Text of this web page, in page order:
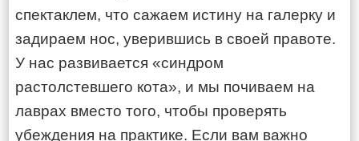
спектаклем, что сажаем истину на галерку и
задираем нос, уверившись в своей правоте.
У нас развивается «синдром
растолстевшего кота», и мы почиваем на
лаврах вместо того, чтобы проверять
убеждения на практике. Если вам важно